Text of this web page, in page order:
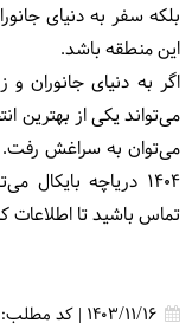
بلکه سفر به دنیای
این منطقه باشد.
اگر به دنیای جانوران
می‌توان به سراغش رفت.
۱۴۰۴ دریاچه
تماس باشید تا اطلاعات
1403/11/16
| کد مطلب: